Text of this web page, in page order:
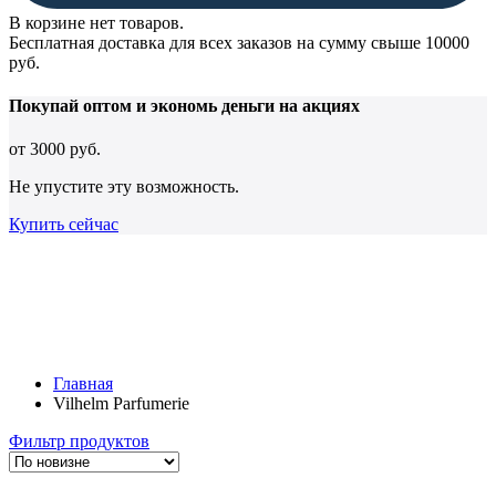
В корзине нет товаров.
Бесплатная доставка для всех заказов на сумму свыше 10000
руб.
Покупай оптом и экономь деньги на акциях
от 3000 руб.
Не упустите эту возможность.
Купить сейчас
Главная
Vilhelm Parfumerie
Фильтр продуктов